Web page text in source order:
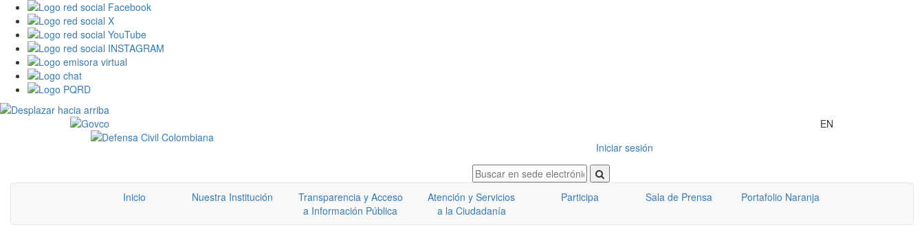
EN
Iniciar sesión
Inicio Nuestra Institución
Transparencia y Acceso
a Información Pública
Atención y Servicios
a la Ciudadanía
Participa Sala de Prensa Portafolio Naranja